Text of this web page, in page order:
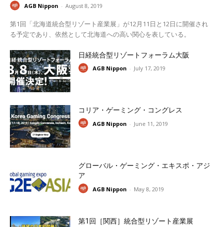
AGB Nippon - August 8, 2019
第1回「北海道統合型リゾート産業展」が12月11日と12日に開催され
る予定であり、依然として北海道への高い関心を表している。
日経統合型リゾートフォーラム大阪
AGB Nippon - July 17, 2019
コリア・ゲーミング・コングレス
AGB Nippon - June 11, 2019
グローバル・ゲーミング・エキスポ・アジ
ア
AGB Nippon - May 8, 2019
第1回［関西］統合型リゾート産業展